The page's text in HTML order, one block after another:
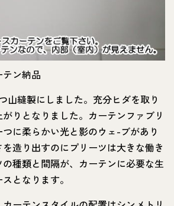
ン納品
山縫製にしました。充分ヒダを取り
りとなりました。カーテンファブリ
に柔らかい光と影のウェ-ブがあり
造り出すのにプリーツは大きな働き
種類と間隔が、カーテンに必要な生
となります。